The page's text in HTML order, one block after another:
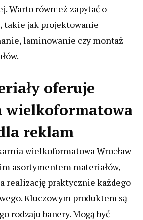
Warto również zapytać o
takie jak projektowanie
laminowanie czy montaż
oferuje
wielkoformatowa
reklam
wielkoformatowa Wrocław
asortymentem materiałów,
realizację praktycznie każdego
Kluczowym produktem są
rodzaju banery. Mogą być